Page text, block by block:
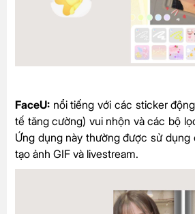
FaceU: nổi tiếng với các sticker
tế tăng cường) vui nhộn và các bộ
Ứng dụng này thường được sử dụng
tạo ảnh GIF và livestream.